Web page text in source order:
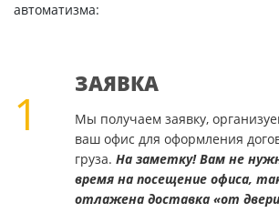
автоматизма:
1
ЗАЯВКА
Мы получаем заявку,
ваш офис для оформления
груза. На заметку! Вам не
время на посещение офиса,
отлажена доставка «от двери